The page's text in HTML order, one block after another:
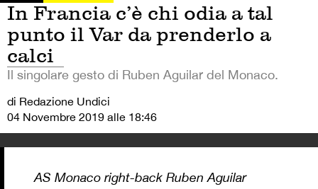
In Francia c’è chi odia a tal
punto il Var da prenderlo a
calci
Il singolare gesto di Ruben Aguilar del Monaco.
di Redazione Undici
04 Novembre 2019 alle 18:46
AS Monaco right-back Ruben Aguilar